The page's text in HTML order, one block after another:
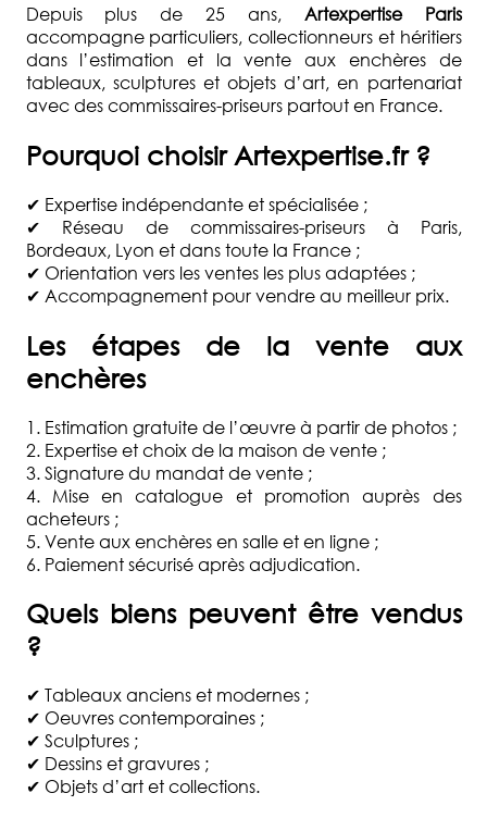
Depuis plus de 25 ans, Artexpertise Paris
accompagne particuliers, collectionneurs et héritiers
dans l’estimation et la vente aux enchères de
tableaux, sculptures et objets d’art, en partenariat
avec des commissaires-priseurs partout en France.
Pourquoi choisir Artexpertise.fr ?
✔ Expertise indépendante et spécialisée ;
✔ Réseau de commissaires-priseurs à Paris,
Bordeaux, Lyon et dans toute la France ;
✔ Orientation vers les ventes les plus adaptées ;
✔ Accompagnement pour vendre au meilleur prix.
Les étapes de la vente aux
enchères
1. Estimation gratuite de l’œuvre à partir de photos ;
2. Expertise et choix de la maison de vente ;
3. Signature du mandat de vente ;
4. Mise en catalogue et promotion auprès des
acheteurs ;
5. Vente aux enchères en salle et en ligne ;
6. Paiement sécurisé après adjudication.
Quels biens peuvent être vendus
?
✔ Tableaux anciens et modernes ;
✔ Oeuvres contemporaines ;
✔ Sculptures ;
✔ Dessins et gravures ;
✔ Objets d’art et collections.